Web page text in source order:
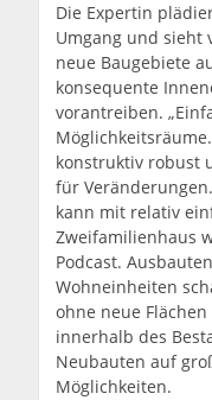
Die Expertin
Umgang und sieht
neue Baugebiete
konsequente
vorantreiben.
konstruktiv robust
für
kann mit relativ
Zweifamilienhaus
Podcast.
Wohneinheiten
ohne neue
innerhalb des
Neubauten auf
Möglichkeiten.